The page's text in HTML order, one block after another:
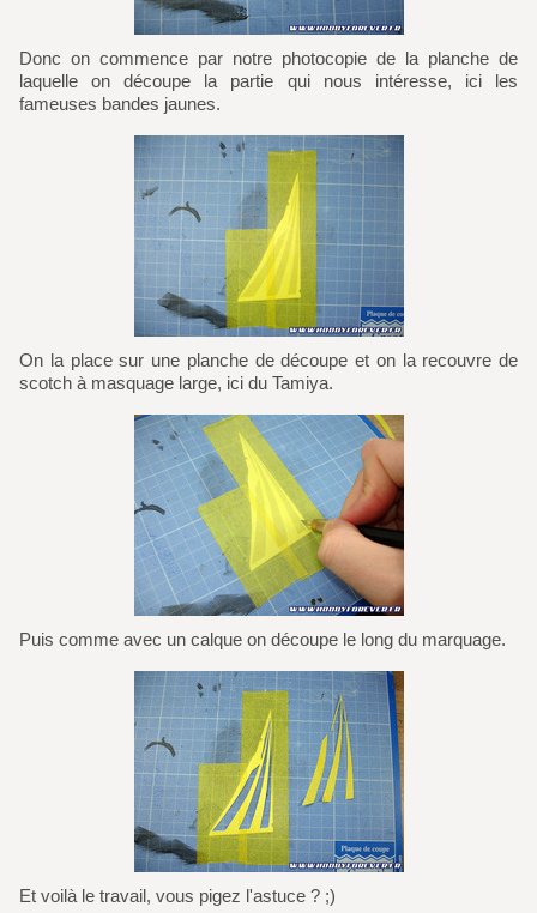
Donc on commence par notre photocopie de la planche de
laquelle on découpe la partie qui nous intéresse, ici les
fameuses bandes jaunes.
On la place sur une planche de découpe et on la recouvre de
scotch à masquage large, ici du Tamiya.
Puis comme avec un calque on découpe le long du marquage.
Et voilà le travail, vous pigez l'astuce ? ;)